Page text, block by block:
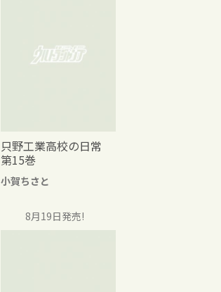
只野工業高校の日常
第15巻
小賀ちさと
8月19日発売!